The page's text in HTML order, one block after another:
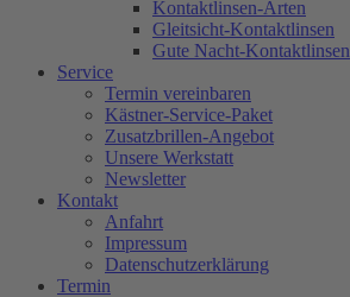
Kontaktlinsen-Arten
Gleitsicht-Kontaktlinsen
Gute Nacht-Kontaktlinsen
Service
Termin vereinbaren
Kästner-Service-Paket
Zusatzbrillen-Angebot
Unsere Werkstatt
Newsletter
Kontakt
Anfahrt
Impressum
Datenschutzerklärung
Termin